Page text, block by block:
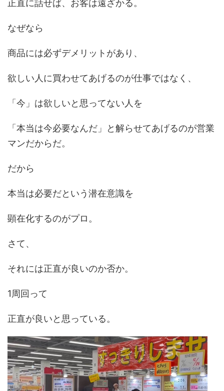
正直に話せば、お客は遠ざかる。
なぜなら
商品には必ずデメリットがあり、
欲しい人に買わせてあげるのが仕事ではなく、
「今」は欲しいと思ってない人を
「本当は今必要なんだ」と解らせてあげるのが営業
マンだからだ。
だから
本当は必要だという潜在意識を
顕在化するのがプロ。
さて、
それには正直が良いのか否か。
1周回って
正直が良いと思っている。